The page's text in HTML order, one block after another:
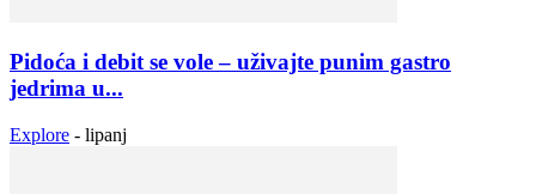
Pidoća i debit se vole – uživajte punim gastro
jedrima u...
Explore - lipanj